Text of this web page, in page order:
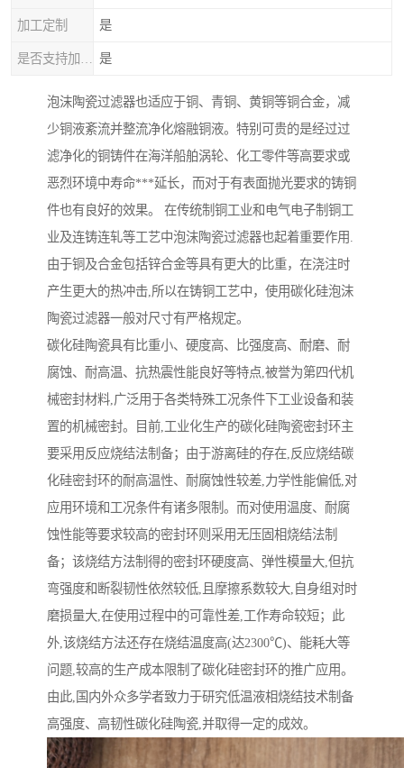
加工定制 是
是
泡沫陶瓷过滤器也适应于铜、青铜、黄铜等铜合金，减
少铜液紊流并整流净化熔融铜液。特别可贵的是经过过
滤净化的铜铸件在海洋船舶涡轮、化工零件等高要求或
恶烈环境中寿命***延长，而对于有表面抛光要求的铸铜
件也有良好的效果。 在传统制铜工业和电气电子制铜工
业及连铸连轧等工艺中泡沫陶瓷过滤器也起着重要作用.
由于铜及合金包括锌合金等具有更大的比重，在浇注时
产生更大的热冲击,所以在铸铜工艺中，使用碳化硅泡沫
陶瓷过滤器一般对尺寸有严格规定。
碳化硅陶瓷具有比重小、硬度高、比强度高、耐磨、耐
腐蚀、耐高温、抗热震性能良好等特点,被誉为第四代机
械密封材料,广泛用于各类特殊工况条件下工业设备和装
置的机械密封。目前,工业化生产的碳化硅陶瓷密封环主
要采用反应烧结法制备；由于游离硅的存在,反应烧结碳
化硅密封环的耐高温性、耐腐蚀性较差,力学性能偏低,对
应用环境和工况条件有诸多限制。而对使用温度、耐腐
蚀性能等要求较高的密封环则采用无压固相烧结法制
备；该烧结方法制得的密封环硬度高、弹性模量大,但抗
弯强度和断裂韧性依然较低,且摩擦系数较大,自身组对时
磨损量大,在使用过程中的可靠性差,工作寿命较短；此
外,该烧结方法还存在烧结温度高(达2300℃)、能耗大等
问题,较高的生产成本限制了碳化硅密封环的推广应用。
由此,国内外众多学者致力于研究低温液相烧结技术制备
高强度、高韧性碳化硅陶瓷,并取得一定的成效。